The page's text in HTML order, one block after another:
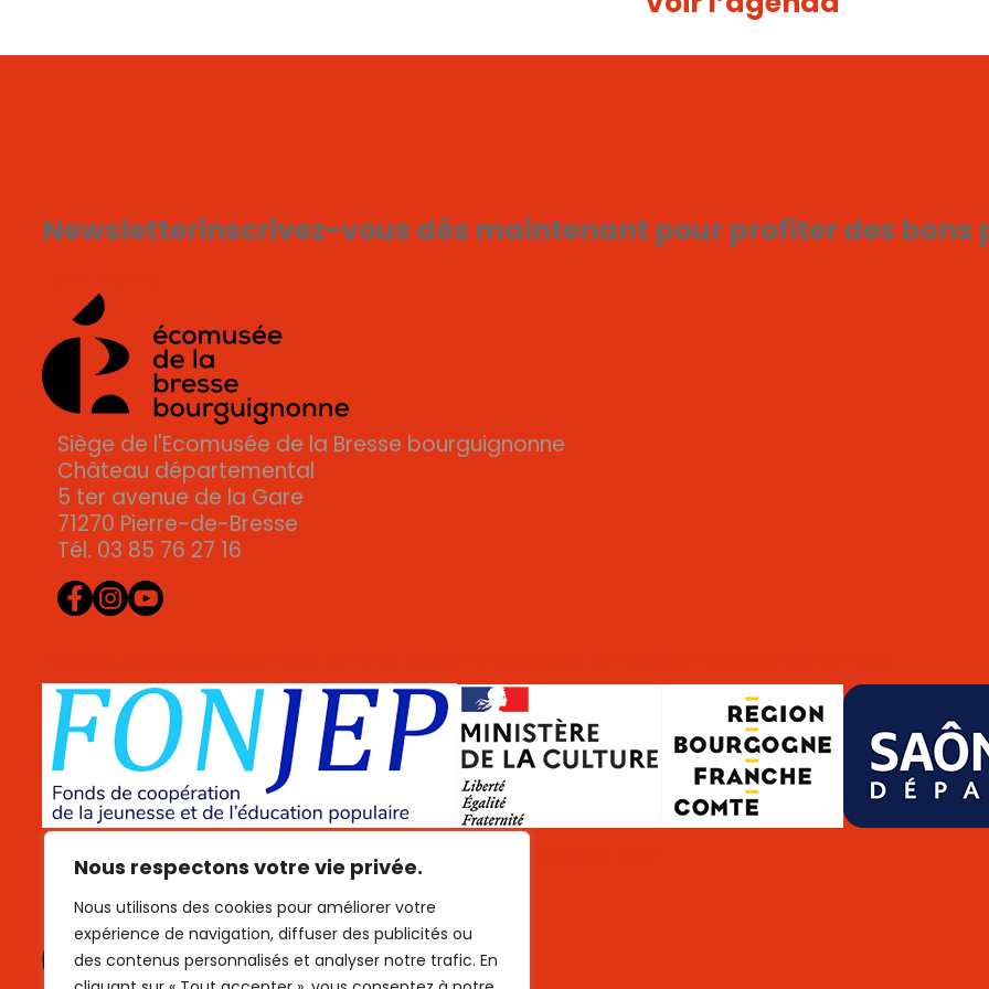
Nous respectons votre vie privée.
Nous utilisons des cookies pour améliorer votre
expérience de navigation, diffuser des publicités ou
des contenus personnalisés et analyser notre trafic. En
Newsletterinscrivez-vous dès maintenant pour profiter des bons
Siège de l'Ecomusée de la Bresse bourguignonne
Château départemental
5 ter avenue de la Gare
71270 Pierre-de-Bresse
Tél. 03 85 76 27 16
Données personnelles Cookies Mentions légales